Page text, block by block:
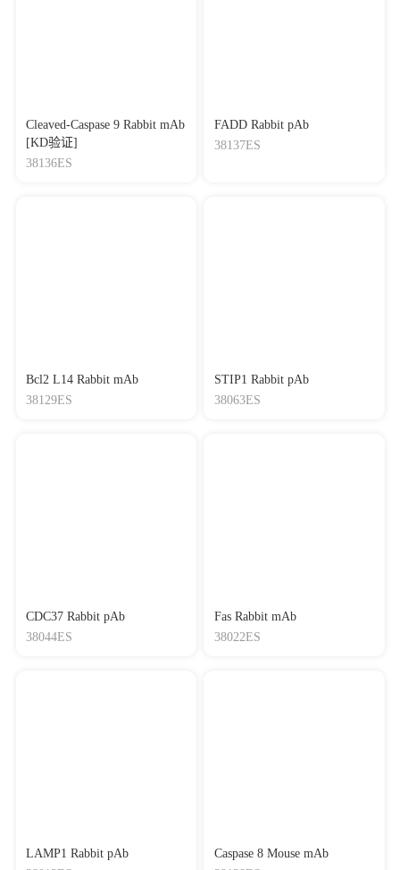
Cleaved-Caspase 9 Rabbit mAb
[KD验证]
38136ES
FADD Rabbit pAb
38137ES
Bcl2 L14 Rabbit mAb
38129ES
STIP1 Rabbit pAb
38063ES
CDC37 Rabbit pAb
38044ES
Fas Rabbit mAb
38022ES
LAMP1 Rabbit pAb
Caspase 8 Mouse mAb